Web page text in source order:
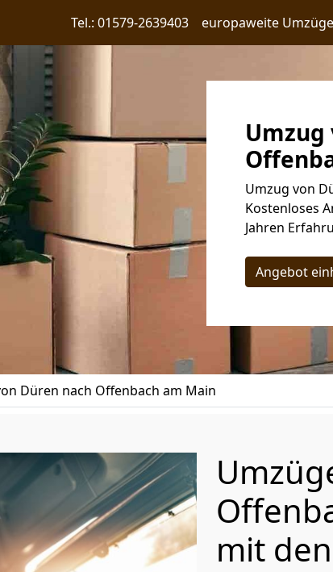
Tel.: 01579-2639403 europaweite Umzüge
Umzug
Umzug von
Kostenloses
Jahren
Angebot
Düren nach Offenbach am Main
mit